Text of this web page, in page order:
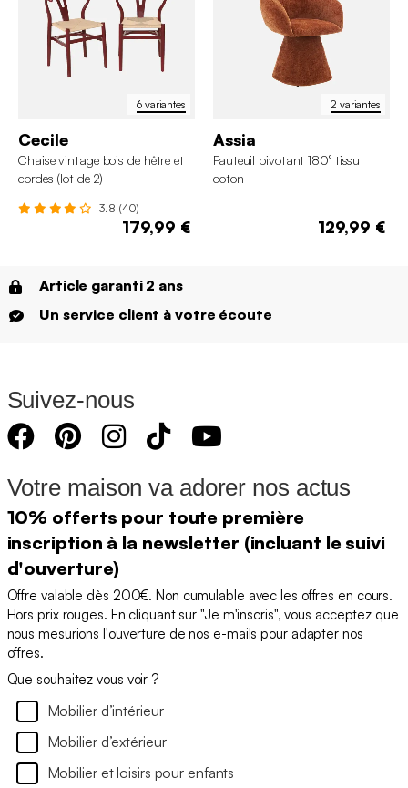
6 variantes
Cecile
Chaise vintage bois de hêtre et
cordes (lot de 2)
3.8 (40)
179,99 €
2 variantes
Assia
Fauteuil pivotant 180° tissu
coton
129,99 €
Article garanti 2 ans
Un service client à votre écoute
Suivez-nous
Votre maison va adorer nos actus
10% offerts pour toute première
inscription à la newsletter (incluant le suivi
d'ouverture)
Offre valable dès 200€. Non cumulable avec les offres en cours.
Hors prix rouges. En cliquant sur "Je m'inscris", vous acceptez que
nous mesurions l'ouverture de nos e-mails pour adapter nos
offres.
Que souhaitez vous voir ?
Mobilier d’intérieur
Mobilier d’extérieur
Mobilier et loisirs pour enfants